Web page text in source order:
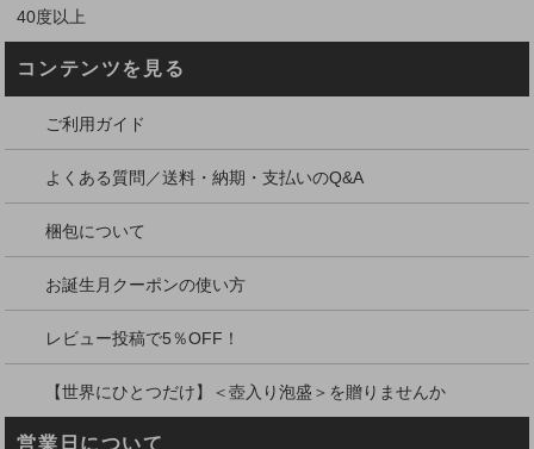
40度以上
コンテンツを見る
ご利用ガイド
よくある質問／送料・納期・支払いのQ&A
梱包について
お誕生月クーポンの使い方
レビュー投稿で5％OFF！
【世界にひとつだけ】＜壺入り泡盛＞を贈りませんか
営業日について